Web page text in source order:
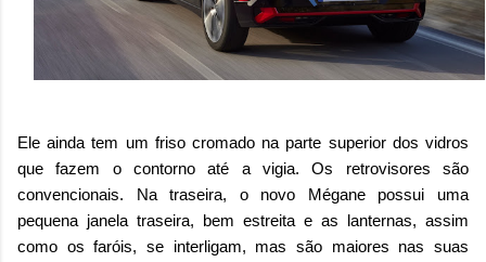
Ele ainda tem um friso cromado na parte superior dos vidros
que fazem o contorno até a vigia. Os retrovisores são
convencionais. Na traseira, o novo Mégane possui uma
pequena janela traseira, bem estreita e as lanternas, assim
como os faróis, se interligam, mas são maiores nas suas